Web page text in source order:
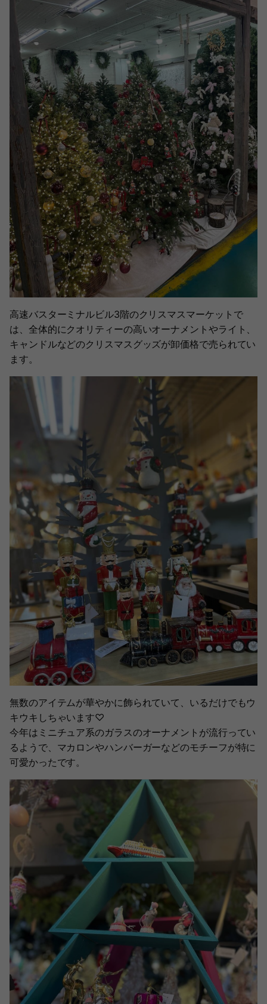
高速バスターミナルビル3階のクリスマスマーケットで
は、全体的にクオリティーの高いオーナメントやライト、
キャンドルなどのクリスマスグッズが卸価格で売られてい
ます。
無数のアイテムが華やかに飾られていて、いるだけでもウ
キウキしちゃいます♡
今年はミニチュア系のガラスのオーナメントが流行ってい
るようで、マカロンやハンバーガーなどのモチーフが特に
可愛かったです。